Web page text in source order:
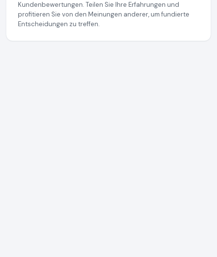
Kundenbewertungen. Teilen Sie Ihre Erfahrungen und
profitieren Sie von den Meinungen anderer, um fundierte
Entscheidungen zu treffen.